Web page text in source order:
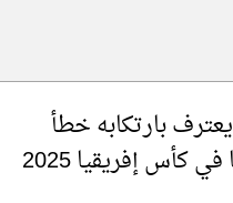
بارتكابه خطأ
كأس إفريقيا 2025